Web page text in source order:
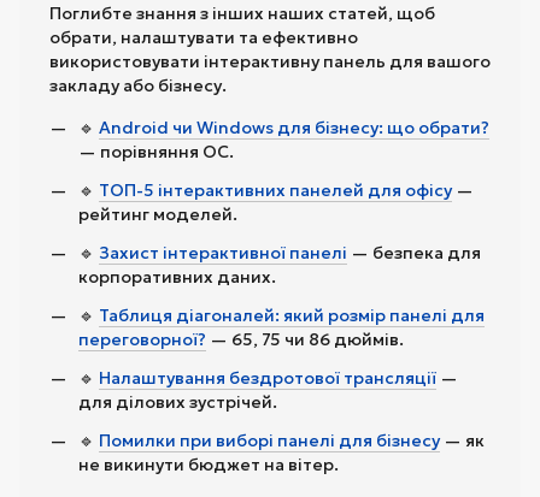
Поглибте знання з інших наших статей, щоб
обрати, налаштувати та ефективно
використовувати інтерактивну панель для вашого
закладу або бізнесу.
🔹 Android чи Windows для бізнесу: що обрати?
— порівняння ОС.
🔹 ТОП-5 інтерактивних панелей для офісу—
рейтинг моделей.
🔹 Захист інтерактивної панелі — безпека для
корпоративних даних.
🔹 Таблиця діагоналей: який розмір панелі для
переговорної? — 65, 75 чи 86 дюймів.
🔹 Налаштування бездротової трансляції —
для ділових зустрічей.
🔹 Помилки при виборі панелі для бізнесу— як
не викинути бюджет на вітер.